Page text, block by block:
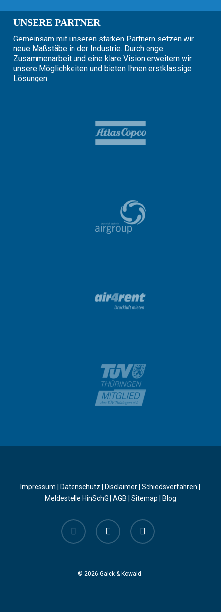
UNSERE PARTNER
Gemeinsam mit unseren starken Partnern setzen wir
neue Maßstäbe in der Industrie. Durch enge
Zusammenarbeit und eine klare Vision erweitern wir
unsere Möglichkeiten und bieten Ihnen erstklassige
Lösungen.
Impressum Datenschutz Disclaimer |Schiedsverfahren
Meldestelle HinSchG
AGB Sitemap Blog
facebook linkedin instagram
© 2026 Galek & Kowald.